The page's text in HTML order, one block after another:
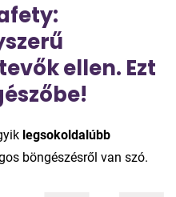
ellen. Ezt
legsokoldalúbb
böngészésről van szó.